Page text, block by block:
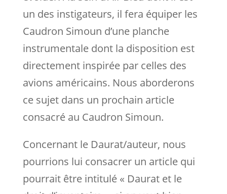
un des instigateurs, il fera équiper les
Caudron Simoun d’une planche
instrumentale dont la disposition est
directement inspirée par celles des
avions américains. Nous aborderons
ce sujet dans un prochain article
consacré au Caudron Simoun.
Concernant le Daurat/auteur, nous
pourrions lui consacrer un article qui
pourrait être intitulé « Daurat et le